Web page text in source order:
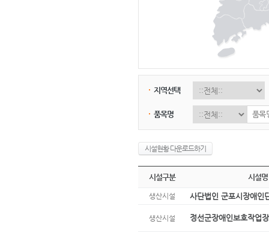
지역선택
품목명
시설현황 다운로드하기
시설구분 시설명
생산시설 사단법인 군포시장애인
생산시설 정선군장애인보호작업장